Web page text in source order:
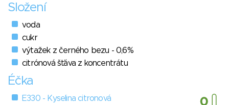
Složení
voda
cukr
výtažek z černého bezu - 0,6%
citrónová šťáva z koncentrátu
Éčka
E330 - Kyselina citronová